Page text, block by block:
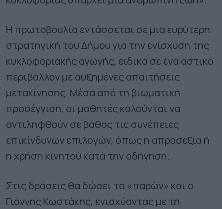
Η πρωτοβουλία εντάσσεται σε μια ευρύτερη
στρατηγική του Δήμου για την ενίσχυση της
κυκλοφοριακής αγωγής, ειδικά σε ένα αστικό
περιβάλλον με αυξημένες απαιτήσεις
μετακίνησης. Μέσα από τη βιωματική
προσέγγιση, οι μαθητές καλούνται να
αντιληφθούν σε βάθος τις συνέπειες
επικίνδυνων επιλογών, όπως η απροσεξία ή
η χρήση κινητού κατά την οδήγηση.
Στις δράσεις θα δώσει το «παρών» και ο
Γιάννης Κωστάκης, ενισχύοντας με τη